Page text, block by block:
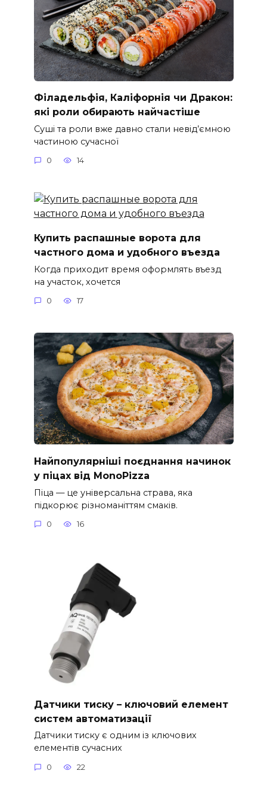
Філадельфія, Каліфорнія чи Дракон:
які роли обирають найчастіше
Суші та роли вже давно стали невід’ємною
частиною сучасної
0 14
Купить распашные ворота для
частного дома и удобного въезда
Когда приходит время оформлять въезд
на участок, хочется
0 17
Найпопулярніші поєднання начинок
у піцах від MonoPizza
Піца — це універсальна страва, яка
підкорює різноманіттям смаків.
0 16
Датчики тиску – ключовий елемент
систем автоматизації
Датчики тиску є одним із ключових
елементів сучасних
0 22